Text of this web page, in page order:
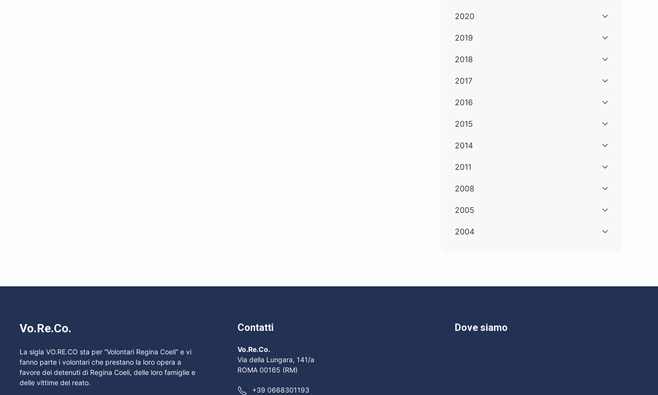
2020
2019
2018
2017
2016
2015
2014
2011
2008
2005
2004
Vo.Re.Co.
La sigla VO.RE.CO sta per “Volontari Regina Coeli” e vi
fanno parte i volontari che prestano la loro opera a
favore dei detenuti di Regina Coeli, delle loro famiglie e
delle vittime del reato.
Contatti
Vo.Re.Co.
Via della Lungara, 141/a
ROMA 00165 (RM)
+39 0668301193
Dove siamo